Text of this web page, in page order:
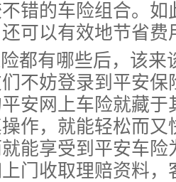
错的车险组合。
可以有效地节省费
都有哪些后，该来
不妨登录到平安
安网上车险就藏
作，就能轻松而
能享受到平安车险
门收取理赔资料